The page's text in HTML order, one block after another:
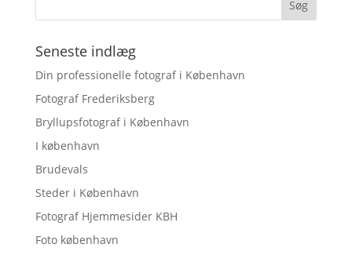
Seneste indlæg
Din professionelle fotograf i København
Fotograf Frederiksberg
Bryllupsfotograf i København
I københavn
Brudevals
Steder i København
Fotograf Hjemmesider KBH
Foto københavn